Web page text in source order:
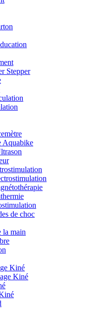
Stepper
Aquabike
de choc
la main
Kiné
Kiné